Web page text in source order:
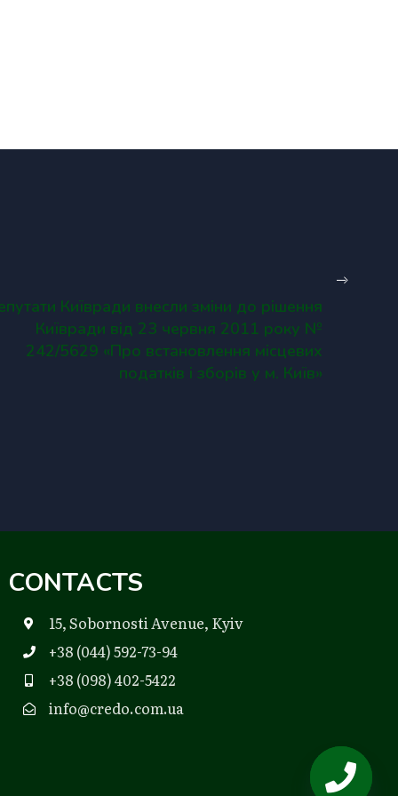
Київради внесли зміни до рішення
Київради від 23 червня 2011 року №
242/5629 «Про встановлення місцевих
податків і зборів у м. Київ»
CONTACTS
15, Sobornosti Avenue, Kyiv
+38 (044) 592-73-94
+38 (098) 402-5422
info@credo.com.ua